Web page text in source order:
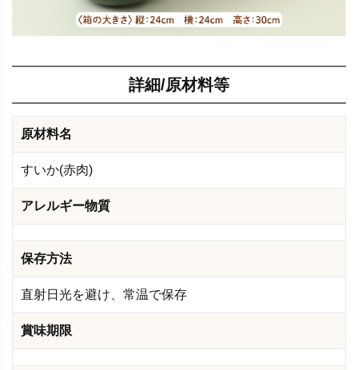
詳細/原材料等
原材料名
すいか(赤肉)
アレルギー物質
保存方法
直射日光を避け、常温で保存
賞味期限